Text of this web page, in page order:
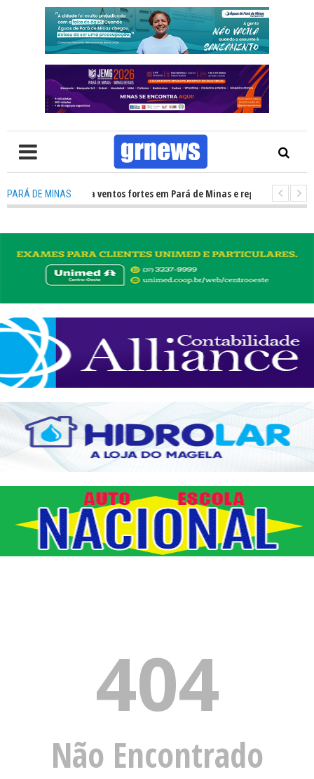
PARÁ DE MINAS
Civil alerta para ventos fortes em Pará de Minas e região Centro-Oeste
404
Não Encontrado